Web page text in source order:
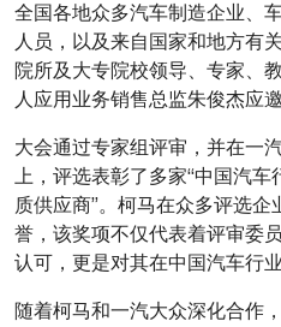
全国各地众多汽车制造企业、
人员，以及来自国家和地方有
院所及大专院校领导、专家、
人应用业务销售总监朱俊杰应邀
大会通过专家组评审，并在一
上，评选表彰了多家“中国汽
质供应商”。柯马在众多评选
誉，该奖项不仅代表着评审委
认可，更是对其在中国汽车行
随着柯马和一汽大众深化合作